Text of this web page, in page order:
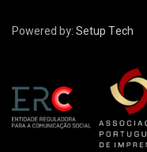
Powered by:Setup Tech